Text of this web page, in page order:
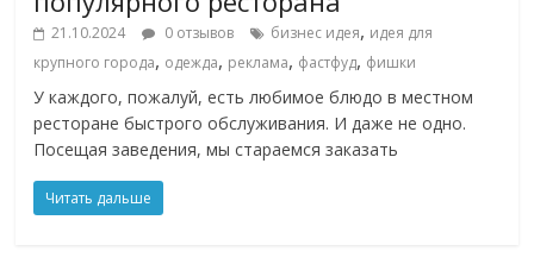
21.10.2024 0 отзывов бизнес идея, идея для
крупного города, одежда, реклама, фастфуд, фишки
У каждого, пожалуй, есть любимое блюдо в местном
ресторане быстрого обслуживания. И даже не одно.
Посещая заведения, мы стараемся заказать
Читать дальше